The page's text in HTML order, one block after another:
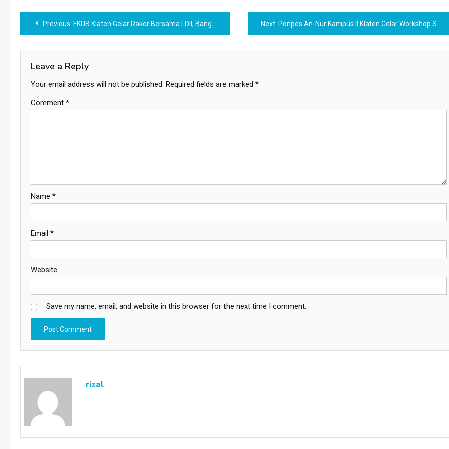
Post
navigation
Previous: FKUB Klaten Gelar Rakor Bersama LDII, Bangun Komunikasi Demi Kerukunan Next: Ponpes An-Nur Kampus II Klaten Gelar Workshop Sabun Cuci Piring, Peserta Belajar dari Nol
Leave a Reply
Your email address will not be published. Required fields are marked *
Comment *
Name *
Email *
Website
Save my name, email, and website in this browser for the next time I comment.
rizal